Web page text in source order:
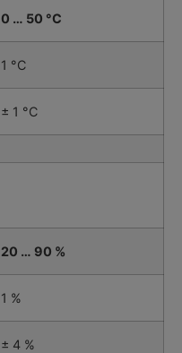
0 … 50 °C
1 °C
± 1 °C
20 … 90 %
1 %
± 4 %